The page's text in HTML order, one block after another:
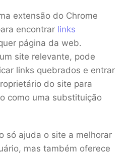
extensão do Chrome
encontrar links
página da web.
site relevante, pode
links quebrados e entrar
do site para
como uma substituição
só ajuda o site a melhorar
mas também oferece